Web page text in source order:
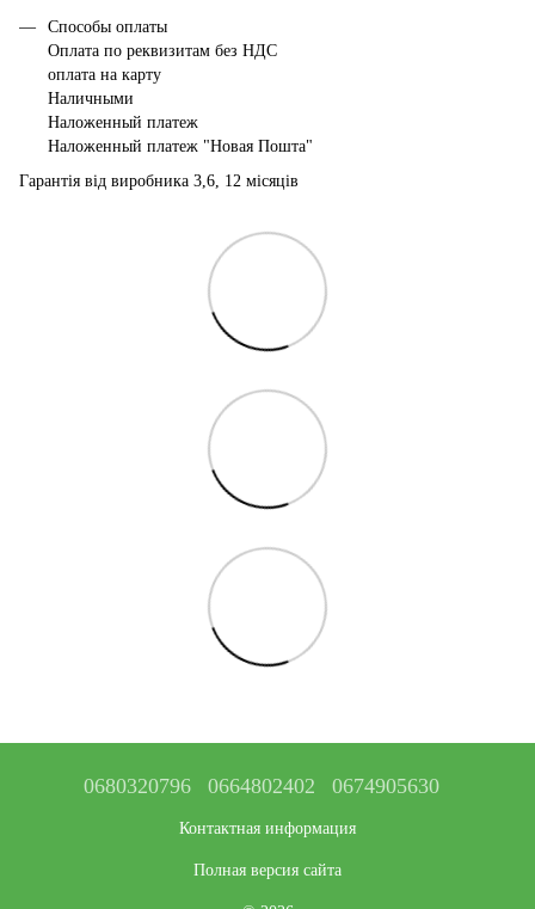
Способы оплаты
Оплата по реквизитам без НДС
оплата на карту
Наличными
Наложенный платеж
Наложенный платеж "Новая Пошта"
Гарантія від виробника 3,6, 12 місяців
0680320796 0664802402 0674905630
Контактная информация
Полная версия сайта